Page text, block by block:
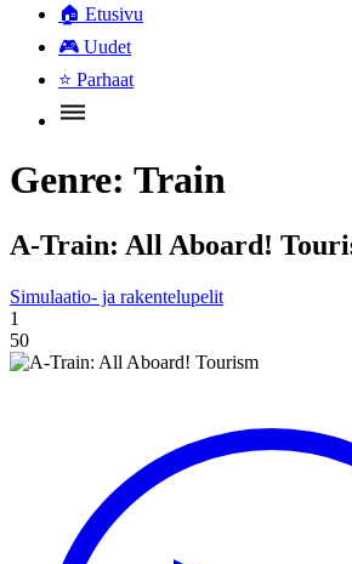
🏠 Etusivu
🎮 Uudet
⭐ Parhaat
Genre: Train
A-Train: All Aboard!
Simulaatio- ja rakentelupelit
1
50